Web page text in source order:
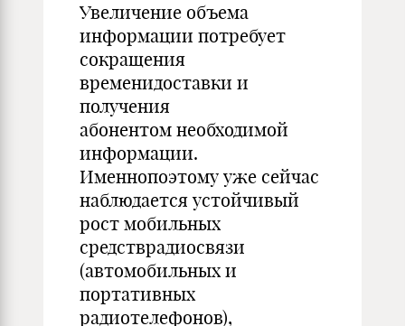
Увеличение объема
информации потребует
сокращения
временидоставки и
получения
абонентом необходимой
информации.
Именнопоэтому уже сейчас
наблюдается устойчивый
рост мобильных
средстврадиосвязи
(автомобильных и
портативных
радиотелефонов),